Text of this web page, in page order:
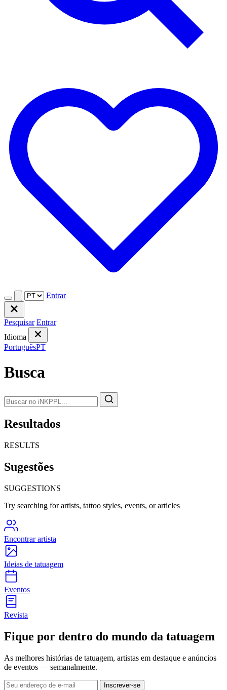
Entrar
Pesquisar Entrar
Idioma
PortuguêsPT
Busca
Resultados
RESULTS
Sugestões
SUGGESTIONS
Try searching for artists, tattoo styles, events, or articles
Encontrar artista
Ideias de tatuagem
Eventos
Revista
Fique por dentro do mundo da tatuagem
As melhores histórias de tatuagem, artistas em destaque e anúncios
de eventos — semanalmente.
Inscrever-se